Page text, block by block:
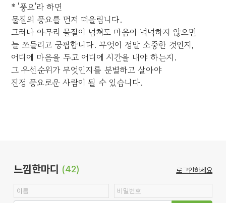
* '풍요'라 하면
물질의 풍요를 먼저 떠올립니다.
그러나 아무리 물질이 넘쳐도 마음이 넉넉하지 않으면
늘 쪼들리고 궁핍합니다. 무엇이 정말 소중한 것인지,
어디에 마음을 두고 어디에 시간을 내야 하는지.
그 우선순위가 무엇인지를 분별하고 살아야
진정 풍요로운 사람이 될 수 있습니다.
느낌한마디 (42) 로그인하세요